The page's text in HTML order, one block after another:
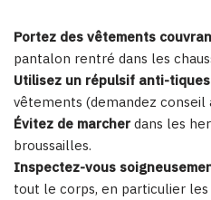
Portez des vêtements
pantalon rentré dans les
Utilisez un répulsif anti-tiques
vêtements (demandez conseil
Évitez de marcherdans les
broussailles.
Inspectez-vous
tout le corps, en particulier les